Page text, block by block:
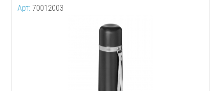
Арт: 70012003